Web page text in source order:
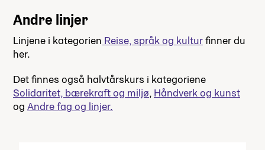
Andre linjer
Linjene i kategorien Reise, språk og kulturfinner du
her.
Det finnes også halvtårskurs i kategoriene
Solidaritet, bærekraft og miljø, Håndverk og kunst
og Andre fag og linjer.